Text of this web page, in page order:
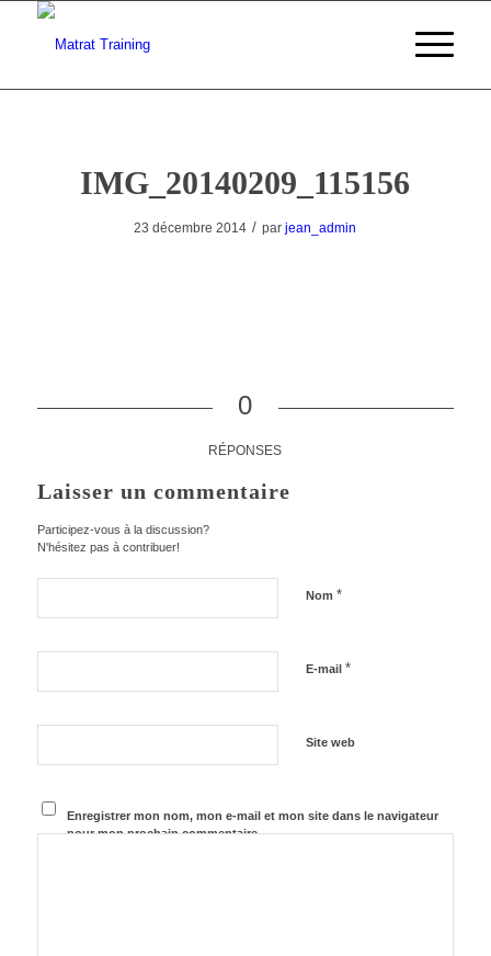
IMG_20140209_115156
23 décembre 2014 / parjean_admin
0
RÉPONSES
Laisser un commentaire
Participez-vous à la discussion?
N'hésitez pas à contribuer!
Nom *
E-mail *
Site web
Enregistrer mon nom, mon e-mail et mon site dans le navigateur
pour mon prochain commentaire.